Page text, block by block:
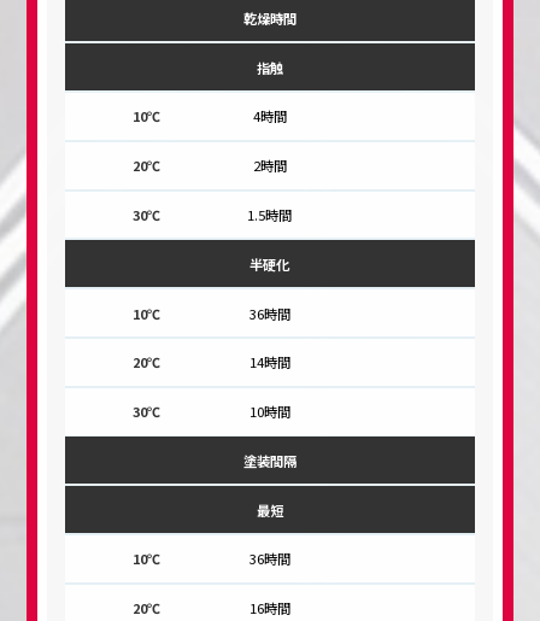
乾燥時間
指触
4時間
2時間
1.5時間
半硬化
36時間
14時間
10時間
塗装間隔
最短
36時間
16時間